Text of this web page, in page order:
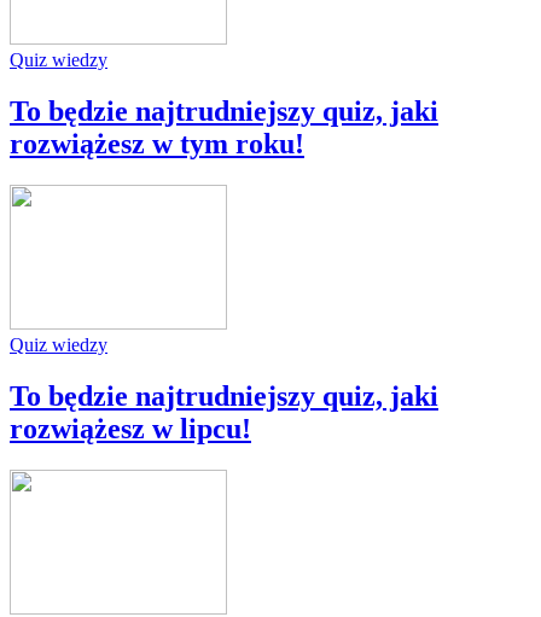
Quiz wiedzy
To będzie najtrudniejszy quiz, jaki
rozwiążesz w tym roku!
Quiz wiedzy
To będzie najtrudniejszy quiz, jaki
rozwiążesz w lipcu!